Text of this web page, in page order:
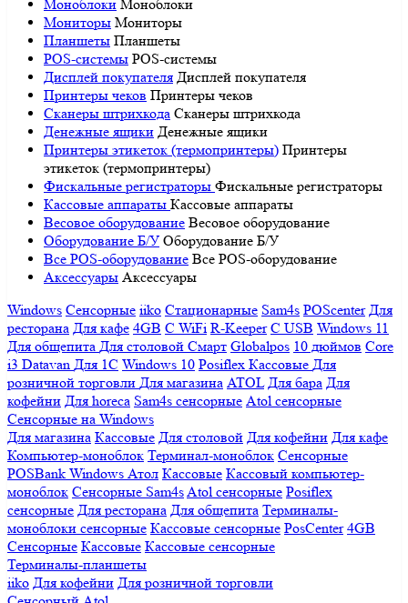
Моноблоки Моноблоки
Мониторы Мониторы
Планшеты Планшеты
POS-системы POS-системы
Дисплей покупателя Дисплей покупателя
Принтеры чеков Принтеры чеков
Сканеры штрихкода Сканеры штрихкода
Денежные ящики Денежные ящики
Принтеры этикеток (термопринтеры) Принтеры
этикеток (термопринтеры)
Фискальные регистраторы Фискальные регистраторы
Кассовые аппараты Кассовые аппараты
Весовое оборудование Весовое оборудование
Оборудование Б/У Оборудование Б/У
Все POS-оборудование Все POS-оборудование
Аксессуары Аксессуары
Windows Сенсорные iiko Стационарные Sam4s POScenter Для
ресторана Для кафе 4GB С WiFi R-Keeper С USB Windows 11
Для общепита Для столовой Смарт Globalpos 10 дюймов Core
i3 Datavan Для 1С Windows 10 Posiflex Кассовые Для
розничной торговли Для магазина ATOL Для бара Для
кофейни Для horeca Sam4s сенсорные Atol сенсорные
Сенсорные на Windows
Для магазина Кассовые Для столовой Для кофейни Для кафе
Компьютер-моноблок Терминал-моноблок Сенсорные
POSBank Windows Атол Кассовые Кассовый компьютер-
моноблок Сенсорные Sam4sAtol сенсорные Posiflex
сенсорные Для ресторана Для общепита Терминалы-
моноблоки сенсорные Кассовые сенсорные PosCenter 4GB
Сенсорные Кассовые Кассовые сенсорные
Терминалы-планшеты
iiko Для кофейни Для розничной торговли